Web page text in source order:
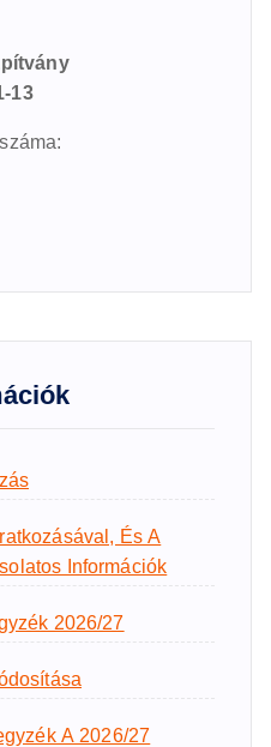
13
És A
Információk
2026/27
A 2026/27